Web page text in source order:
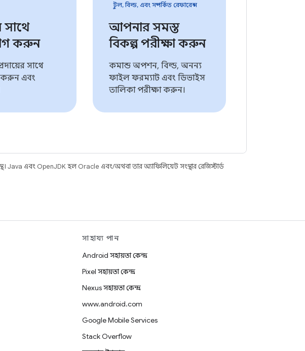
করুন
সাথে
করুন এবং
টুল, বিল্ড, এবং সম্পর্কিত রেফারেন্স
আপনার সমস্ত
বিকল্প পরীক্ষা করুন
কমান্ড অপশন, বিল্ড, অনন্য
ফাইল ফরম্যাট এবং ডিভাইস
তালিকা পরীক্ষা করুন।
Java এবং OpenJDK হল Oracle এবং/অথবা তার অ্যাফিলিয়েট সংস্থার রেজিস্টার্ড
সাহায্য পান
Android সহায়তা কেন্দ্র
Pixel সহায়তা কেন্দ্র
Nexus সহায়তা কেন্দ্র
www.android.com
Google Mobile Services
Stack Overflow